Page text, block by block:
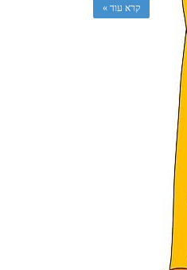
קרא עוד »